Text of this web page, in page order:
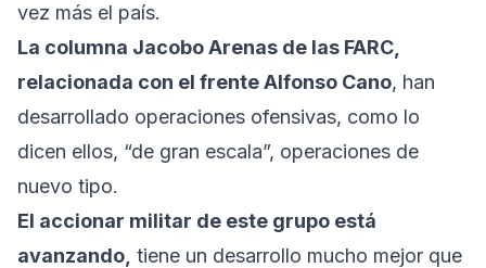
vez más el país.
La columna Jacobo Arenas de las FARC,
relacionada con el frente Alfonso Cano, han
desarrollado operaciones ofensivas, como lo
dicen ellos, “de gran escala”, operaciones de
nuevo tipo.
El accionar militar de este grupo está
avanzando, tiene un desarrollo mucho mejor que